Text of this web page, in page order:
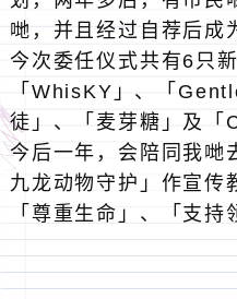
哋，并且经过自荐后成
今次委任仪式共有6只
「WhisKY」、「
徒」、「麦芽糖」及「
今后一年，会陪同我哋
九龙动物守护」作宣传
「尊重生命」、「支